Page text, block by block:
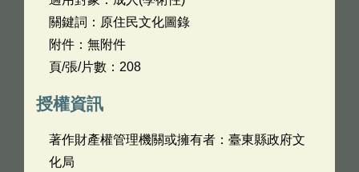
關鍵詞：原住民文化圖錄
附件：無附件
頁/張/片數：208
授權資訊
著作財產權管理機關或擁有者：臺東縣政府文
化局